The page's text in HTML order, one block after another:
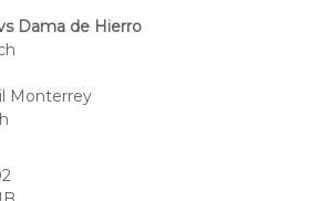
Dama de Hierro
Monterrey